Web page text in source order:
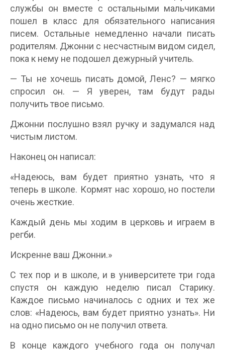
службы он вместе с остальными мальчиками
пошел в класс для обязательного написания
писем. Остальные немедленно начали писать
родителям. Джонни с несчастным видом сидел,
пока к нему не подошел дежурный учитель.
— Ты не хочешь писать домой, Ленс? — мягко
спросил он. — Я уверен, там будут рады
получить твое письмо.
Джонни послушно взял ручку и задумался над
чистым листом.
Наконец он написал:
«Надеюсь, вам будет приятно узнать, что я
теперь в школе. Кормят нас хорошо, но постели
очень жесткие.
Каждый день мы ходим в церковь и играем в
регби.
Искренне ваш Джонни.»
С тех пор и в школе, и в университете три года
спустя он каждую неделю писал Старику.
Каждое письмо начиналось с одних и тех же
слов: «Надеюсь, вам будет приятно узнать». Ни
на одно письмо он не получил ответа.
В конце каждого учебного года он получал